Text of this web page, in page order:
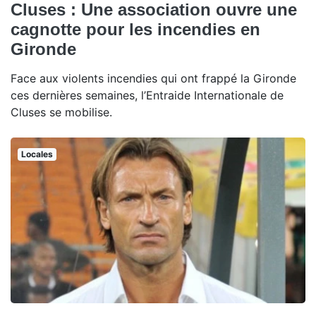
Cluses : Une association ouvre une
cagnotte pour les incendies en
Gironde
Face aux violents incendies qui ont frappé la Gironde
ces dernières semaines, l’Entraide Internationale de
Cluses se mobilise.
Locales